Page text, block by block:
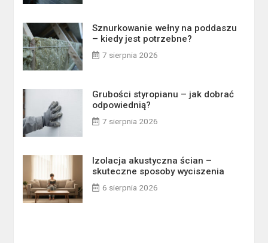
Sznurkowanie wełny na poddaszu
– kiedy jest potrzebne?
7 sierpnia 2026
Grubości styropianu – jak dobrać
odpowiednią?
7 sierpnia 2026
Izolacja akustyczna ścian –
skuteczne sposoby wyciszenia
6 sierpnia 2026